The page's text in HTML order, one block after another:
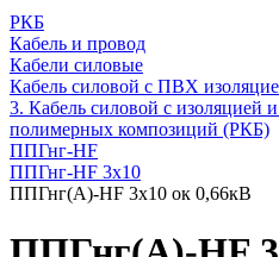
РКБ
Кабель и провод
Кабели силовые
Кабель силовой с ПВХ
3. Кабель силовой с изоляцией
полимерных композиций (РКБ)
ППГнг-HF
ППГнг-HF 3х10
ППГнг(А)-HF 3х10 ок 0,66кВ